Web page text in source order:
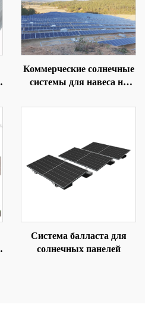
Коммерческие солнечные
системы для навеса на
Система балласта для
солнечных панелей